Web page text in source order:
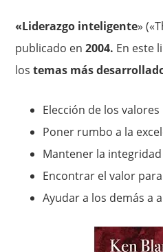
«Liderazgo inteligente»
publicado en2004. En este
los temas más
Elección de los
Poner rumbo a la
Mantener la integridad
Encontrar el valor
Ayudar a los demás a